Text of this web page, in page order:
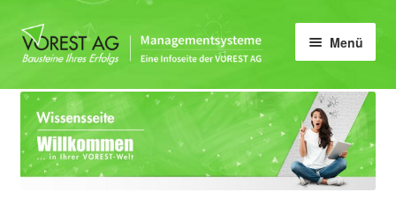
Zur
Navigation
Zum
Inhalt
Menü
Home
ISO 9001
öffnen
Prozesslandschaft ISO 9001